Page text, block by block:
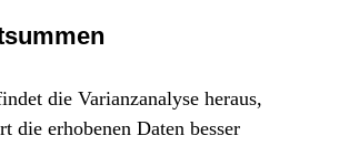
die Varianzanalyse heraus,
die erhobenen Daten besser